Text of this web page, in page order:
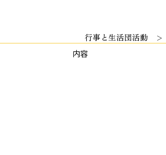
行事と生活団活動
内容